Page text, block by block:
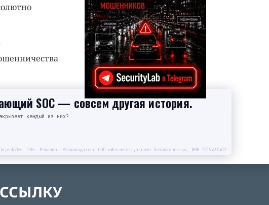
SOC — совсем другая история.
каждый из них?
18+. Реклама. Рекламодатель ООО «Интеллектуальная безопасность», ИНН 7719435412